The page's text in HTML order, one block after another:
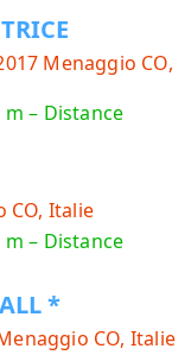
Menaggio CO,
– Distance
CO, Italie
– Distance
*
CO, Italie